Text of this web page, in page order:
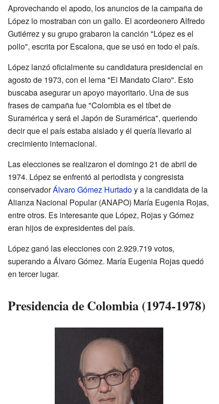
Aprovechando el apodo, los anuncios de la campaña de
López lo mostraban con un gallo. El acordeonero Alfredo
Gutiérrez y su grupo grabaron la canción "López es el
pollo", escrita por Escalona, que se usó en todo el país.
López lanzó oficialmente su candidatura presidencial en
agosto de 1973, con el lema "El Mandato Claro". Esto
buscaba asegurar un apoyo mayoritario. Una de sus
frases de campaña fue "Colombia es el tíbet de
Suramérica y será el Japón de Suramérica", queriendo
decir que el país estaba aislado y él quería llevarlo al
crecimiento internacional.
Las elecciones se realizaron el domingo 21 de abril de
1974. López se enfrentó al periodista y congresista
conservadorÁlvaro Gómez Hurtadoy a la candidata de la
Alianza Nacional Popular (ANAPO) María Eugenia Rojas,
entre otros. Es interesante que López, Rojas y Gómez
eran hijos de expresidentes del país.
López ganó las elecciones con 2.929.719 votos,
superando a Álvaro Gómez. María Eugenia Rojas quedó
en tercer lugar.
Presidencia de Colombia (1974-1978)